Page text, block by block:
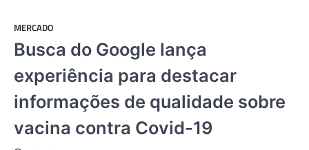
MERCADO
Busca do Google lança
experiência para destacar
informações de qualidade sobre
vacina contra Covid-19